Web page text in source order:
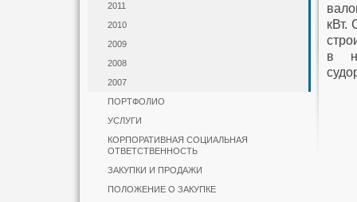
2011
2010
2009
2008
2007
ПОРТФОЛИО
УСЛУГИ
КОРПОРАТИВНАЯ СОЦИАЛЬНАЯ
ОТВЕТСТВЕННОСТЬ
ЗАКУПКИ И ПРОДАЖИ
ПОЛОЖЕНИЕ О ЗАКУПКЕ
кВт.
в